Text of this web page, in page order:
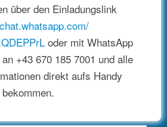
über den Einladungslink
oder mit WhatsApp
+43 670 185 7001 und alle
direkt aufs Handy
bekommen.